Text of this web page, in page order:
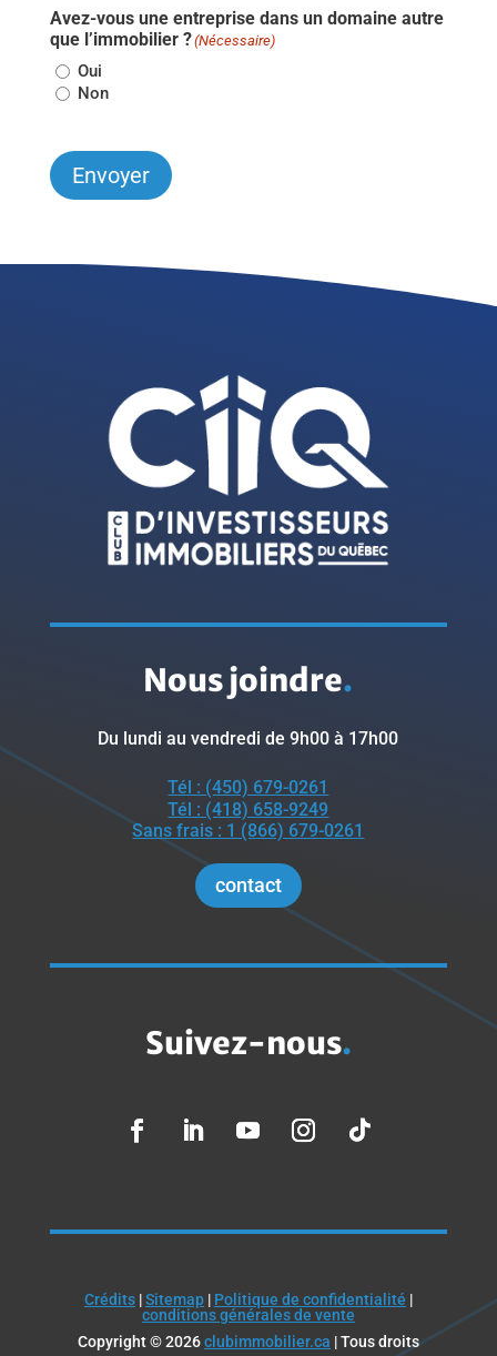
Avez-vous une entreprise dans un domaine autre
que l’immobilier ?(Nécessaire)
Oui
Non
Envoyer
Nous joindre.
Du lundi au vendredi de 9h00 à 17h00
Tél : (450) 679-0261
Tél : (418) 658-9249
Sans frais : 1 (866) 679-0261
contact
Suivez-nous.
Crédits|Sitemap| Politique de confidentialité |
conditions générales de vente
Copyright © 2026clubimmobilier.ca | Tous droits